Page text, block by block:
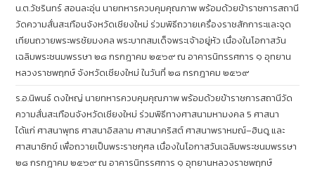
น.ต.วัชรินทร์ สอนละอุ่น นายทหารควบคุมคุณภาพ พร้อมด้วยข้าราชการสถานี
วัดความสั่นสะเทือนจังหวัดเชียงใหม่ ร่วมพิธีถวายเครื่องราชสักการะและจุด
เทียนถวายพระพรชัยมงคล พระบาทสมเด็จพระเจ้าอยู่หัว เนื่องในโอกาสวัน
เฉลิมพระชนมพรรษา ๒๘ กรกฎาคม ๒๕๖๙ ณ อาคารนิทรรศการ ๑ อุทยาน
หลวงราชพฤกษ์ จังหวัดเชียงใหม่ ในวันที่ ๒๘ กรกฎาคม ๒๕๖๙
ร.อ.นิพนธ์ ดงใหญ่ นายทหารควบคุมคุณภาพ พร้อมด้วยข้าราชการสถานีวัด
ความสั่นสะเทือนจังหวัดเชียงใหม่ ร่วมพิธีทางศาสนามหามงคล 5 ศาสนา
ได้แก่ ศาสนาพุทธ ศาสนาอิสลาม ศาสนาคริสต์ ศาสนาพราหมณ์–ฮินดู และ
ศาสนาซิกข์ เพื่อถวายเป็นพระราชกุศล เนื่องในโอกาสวันเฉลิมพระชนมพรรษา
๒๘ กรกฎาคม ๒๕๖๙ ณ อาคารนิทรรศการ ๑ อุทยานหลวงราชพฤกษ์